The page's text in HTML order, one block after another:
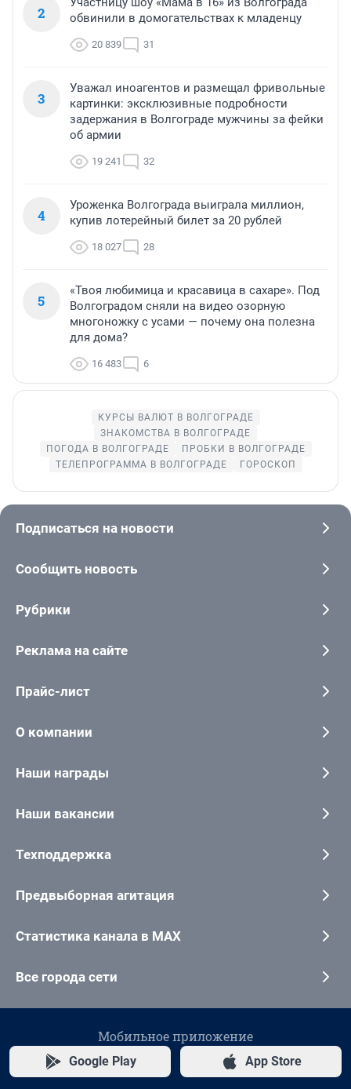
2
обвинили в домогательствах к младенцу
20 839 31
3
Уважал иноагентов и размещал фривольные
картинки: эксклюзивные подробности
задержания в Волгограде мужчины за фейки
об армии
19 241 32
4
Уроженка Волгограда выиграла миллион,
купив лотерейный билет за 20 рублей
18 027 28
5
«Твоя любимица и красавица в сахаре». Под
Волгоградом сняли на видео озорную
многоножку с усами — почему она полезна
для дома?
16 483 6
КУРСЫ ВАЛЮТ В ВОЛГОГРАДЕ
ЗНАКОМСТВА В ВОЛГОГРАДЕ
ПОГОДА В ВОЛГОГРАДЕ
ПРОБКИ В ВОЛГОГРАДЕ
ТЕЛЕПРОГРАММА В ВОЛГОГРАДЕ
ГОРОСКОП
Подписаться на новости
Сообщить новость
Рубрики
Реклама на сайте
Прайс-лист
О компании
Наши награды
Наши вакансии
Техподдержка
Предвыборная агитация
Статистика канала в MAX
Все города сети
Мобильное приложение
Google Play App Store